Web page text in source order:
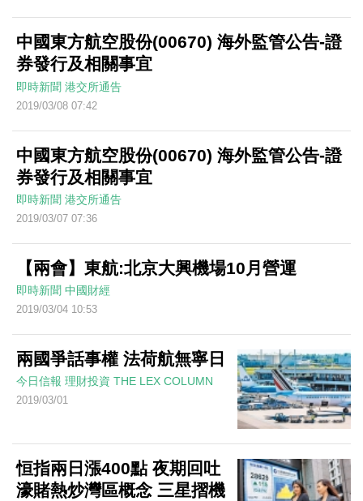
中國東方航空股份(00670) 海外監管公告-證
券發行及相關事宜
即時新聞 港交所通告
2019/03/08 07:42
中國東方航空股份(00670) 海外監管公告-證
券發行及相關事宜
即時新聞 港交所通告
2019/03/07 07:36
【兩會】東航:北京大興機場10月營運
即時新聞 中國財經
2019/03/04 10:53
兩國爭話事權 法荷航無寧日
今日信報 理財投資 THE LEX COLUMN
2019/03/01
恒指兩日漲400點 夜期回吐
濠賭熱炒灣區概念 三星摺機